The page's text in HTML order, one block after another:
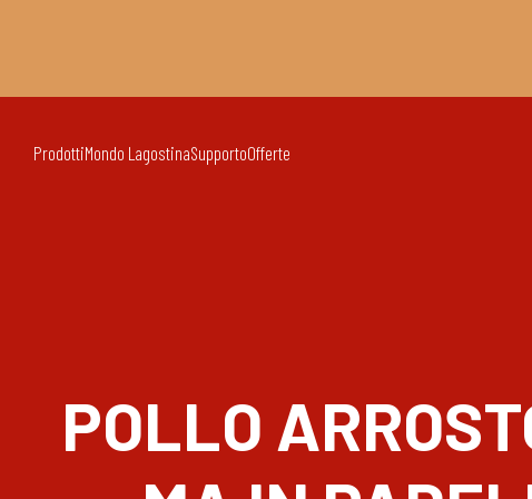
ProdottiMondo LagostinaSupportoOfferte
POLLO